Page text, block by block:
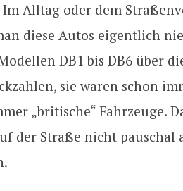
Alltag oder dem
diese Autos eigentlich
DB1 bis DB6 über
sie waren schon
„britische“ Fahrzeuge.
der Straße nicht pauschal